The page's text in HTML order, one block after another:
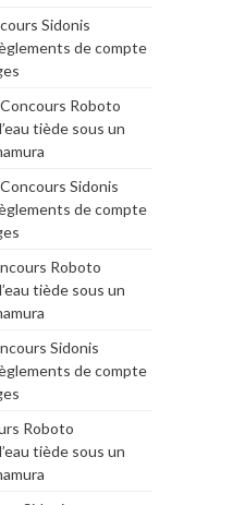
Sidonis
de compte
Concours Roboto
tiède sous un
Concours Sidonis
de compte
Roboto
tiède sous un
Sidonis
de compte
Roboto
tiède sous un